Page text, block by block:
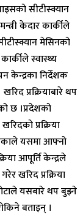
सीटीस्क्यान
केदार कार्कीले
मेसिनको
स्वास्थ्य
केन्द्रका निर्देशक
प्रक्रियाबारे थप
छ ।प्रदेशको
प्रक्रिया
यसमा आफ्नो
आपूर्ति केन्द्रले
खरिद प्रक्रिया
यसबारे थप बुझ्ने
बताइन् ।